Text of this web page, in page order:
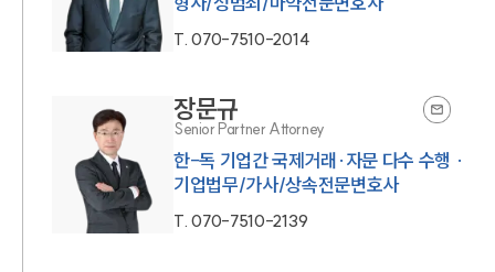
T.070-7510-2014
장문규
Senior Partner Attorney
한-독 기업간 국제거래·자문 다수 수행 ·
기업법무/가사/상속전문변호사
T.070-7510-2139